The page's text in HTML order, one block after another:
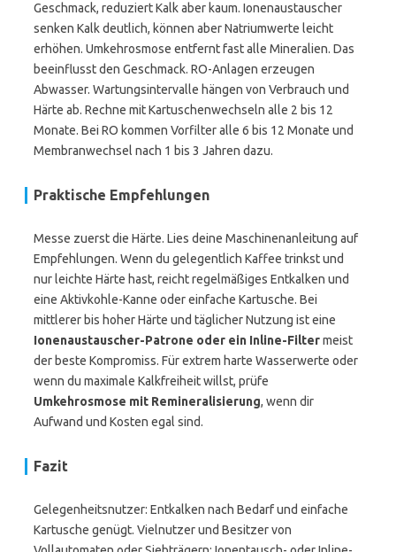
Geschmack, reduziert Kalk aber kaum. Ionenaustauscher
senken Kalk deutlich, können aber Natriumwerte leicht
erhöhen. Umkehrosmose entfernt fast alle Mineralien. Das
beeinflusst den Geschmack. RO-Anlagen erzeugen
Abwasser. Wartungsintervalle hängen von Verbrauch und
Härte ab. Rechne mit Kartuschenwechseln alle 2 bis 12
Monate. Bei RO kommen Vorfilter alle 6 bis 12 Monate und
Membranwechsel nach 1 bis 3 Jahren dazu.
Praktische Empfehlungen
Messe zuerst die Härte. Lies deine Maschinenanleitung auf
Empfehlungen. Wenn du gelegentlich Kaffee trinkst und
nur leichte Härte hast, reicht regelmäßiges Entkalken und
eine Aktivkohle-Kanne oder einfache Kartusche. Bei
mittlerer bis hoher Härte und täglicher Nutzung ist eine
Ionenaustauscher-Patrone oder ein Inline-Filtermeist
der beste Kompromiss. Für extrem harte Wasserwerte oder
wenn du maximale Kalkfreiheit willst, prüfe
Umkehrosmose mit Remineralisierung, wenn dir
Aufwand und Kosten egal sind.
Fazit
Gelegenheitsnutzer: Entkalken nach Bedarf und einfache
Kartusche genügt. Vielnutzer und Besitzer von